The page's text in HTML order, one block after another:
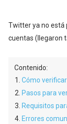
Twitter ya no está
cuentas (llegaron
Contenido:
Cómo
Pasos para
Requisitos
Errores